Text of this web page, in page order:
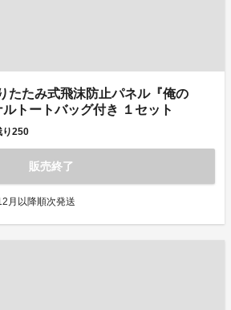
たたみ式飛沫防止パネル『俺の
トートバッグ付き １セット
250
販売終了
月以降順次発送